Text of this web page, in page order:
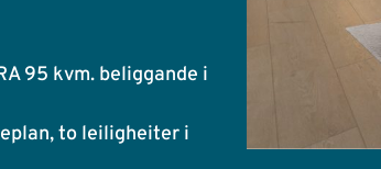
95 kvm. beliggande i
to leiligheiter i